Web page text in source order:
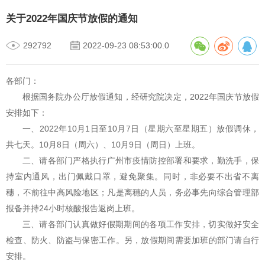
关于2022年国庆节放假的通知
292792 2022-09-23 08:53:00.0
各部门：
根据国务院办公厅放假通知，经研究院决定，2022年国庆节放假
安排如下：
一、2022年10月1日至10月7日（星期六至星期五）放假调休，
共七天。10月8日（周六）、10月9日（周日）上班。
二、请各部门严格执行广州市疫情防控部署和要求，勤洗手，保
持室内通风，出门佩戴口罩，避免聚集。同时，非必要不出省不离
穗，不前往中高风险地区；凡是离穗的人员，务必事先向综合管理部
报备并持24小时核酸报告返岗上班。
三、请各部门认真做好假期期间的各项工作安排，切实做好安全
检查、防火、防盗与保密工作。另，放假期间需要加班的部门请自行
安排。